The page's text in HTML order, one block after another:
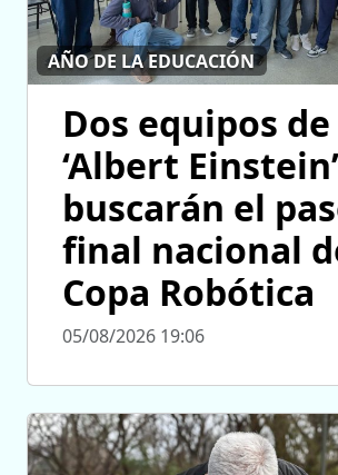
AÑO DE LA EDUCACIÓN
Dos equipos
‘Albert Einstein’
buscarán el
final nacional
Copa Robótica
05/08/2026 19:06